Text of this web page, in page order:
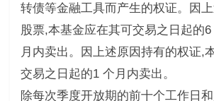
转债等金融工具而产生的权证。因
股票,本基金应在其可交易之日起的6
月内卖出。因上述原因持有的权证,
交易之日起的1 个月内卖出。
除每次季度开放期的前十个工作日